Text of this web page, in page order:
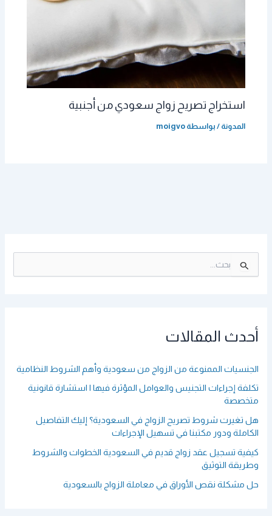
استخراج تصريح زواج سعودي من أجنبية
المدونة / بواسطة moigvo
ل
ع
ن
أحدث المقالات
الجنسيات الممنوعة من الزواج من سعودية وأهم الشروط النظامية
تكلفة إجراءات التجنيس والعوامل المؤثرة فيها | استشارة قانونية
متخصصة
هل تغيرت شروط تصريح الزواج في السعودية؟ إليك التفاصيل
الكاملة ودور مكتبنا في تسهيل الإجراءات
كيفية تسجيل عقد زواج قديم في السعودية الخطوات والشروط
وطريقة التوثيق
حل مشكلة نقص الأوراق في معاملة الزواج بالسعودية